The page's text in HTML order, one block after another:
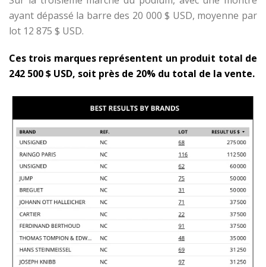
ayant dépassé la barre des 20 000 $ USD, moyenne par
lot 12 875 $ USD.
Ces trois marques représentent un produit total de
242 500 $ USD, soit près de 20% du total de la vente.